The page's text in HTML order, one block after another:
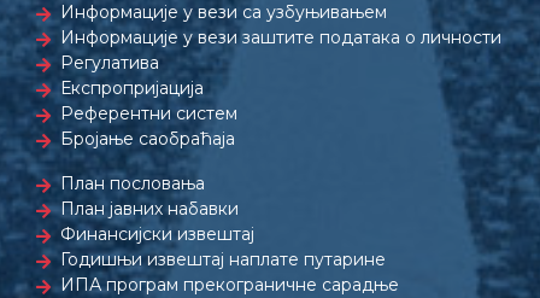
Информације у вези са узбуњивањем
Информације у вези заштите података о личности
Регулатива
Експропријација
Референтни систем
Бројање саобраћаја
План пословања
План јавних набавки
Финансијски извештај
Годишњи извештај наплате путарине
ИПА програм прекограничне сарадње